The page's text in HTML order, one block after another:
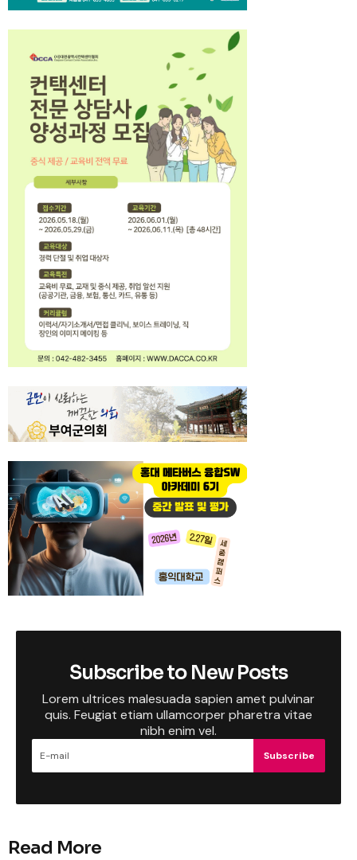
Subscribe to New Posts
Lorem ultrices malesuada sapien amet pulvinar
quis. Feugiat etiam ullamcorper pharetra vitae
nibh enim vel.
Subscribe
Read More